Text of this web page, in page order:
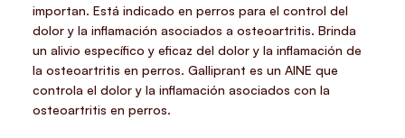
importan. Está indicado en perros para el control del
dolor y la inflamación asociados a osteoartritis. Brinda
un alivio específico y eficaz del dolor y la inflamación de
la osteoartritis en perros. Galliprant es un AINE que
controla el dolor y la inflamación asociados con la
osteoartritis en perros.